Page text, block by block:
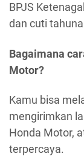
BPJS
dan cuti
Bagaimana
Motor?
Kamu bisa
mengirimkan
Honda Motor,
terpercaya.